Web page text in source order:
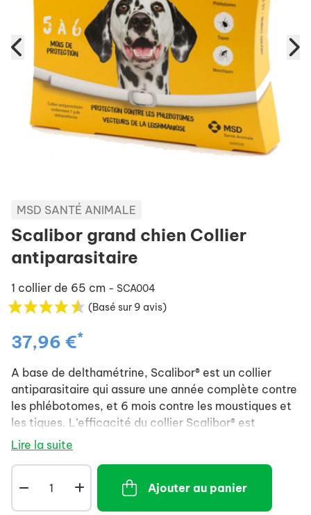
MSD SANTÉ ANIMALE
Scalibor grand chien Collier
antiparasitaire
1 collier de 65 cm - SCA004
(Basé sur 9 avis)
37,96 €*
A base de delthamétrine, Scalibor® est un collier
antiparasitaire qui assure une année complète contre
les phlébotomes, et 6 mois contre les moustiques et
les tiques. L’efficacité du collier Scalibor® est
comprise entre 94 et 98 % contre les phlébotomes,
dans le Sud de la France, la leishmaniose est une
maladie parasitaire chronique grave qui est transmise
par la piqûre du phlébotome, un insecte qui est
Lire la suite
Ajouter au panier